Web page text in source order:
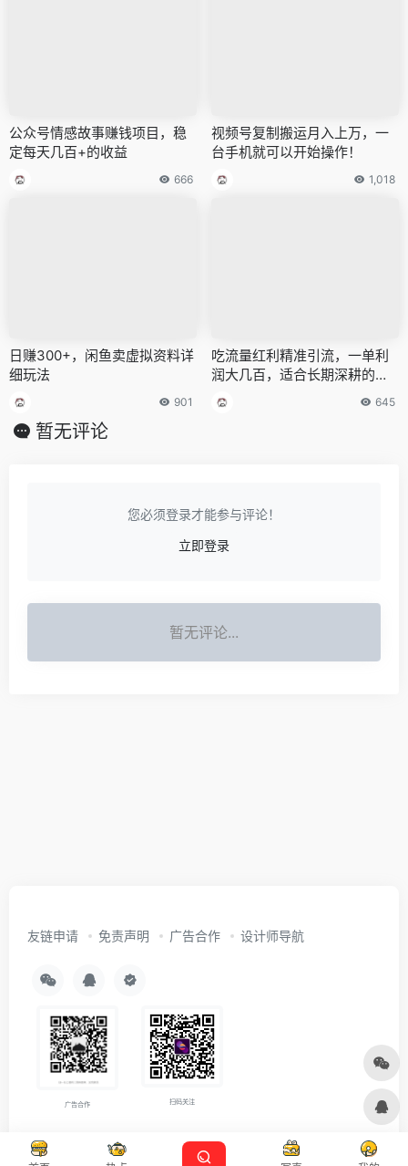
公众号情感故事赚钱项目，稳
定每天几百+的收益
666
视频号复制搬运月入上万，一
台手机就可以开始操作！
1,018
日赚300+，闲鱼卖虚拟资料详
细玩法
901
吃流量红利精准引流，一单利
润大几百，适合长期深耕的项
目！
645
暂无评论
您必须登录才能参与评论！
立即登录
暂无评论...
友链申请 免责声明 广告合作 设计师导航
广告合作 扫码关注
Copyright © 2026沪ICP备2021007899号-5 Designed by 设计资源